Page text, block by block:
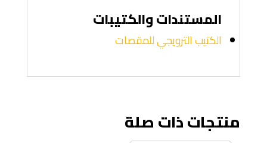
المستندات والكتيبات
الكتيب الترويجي للمقصات
منتجات ذات صلة